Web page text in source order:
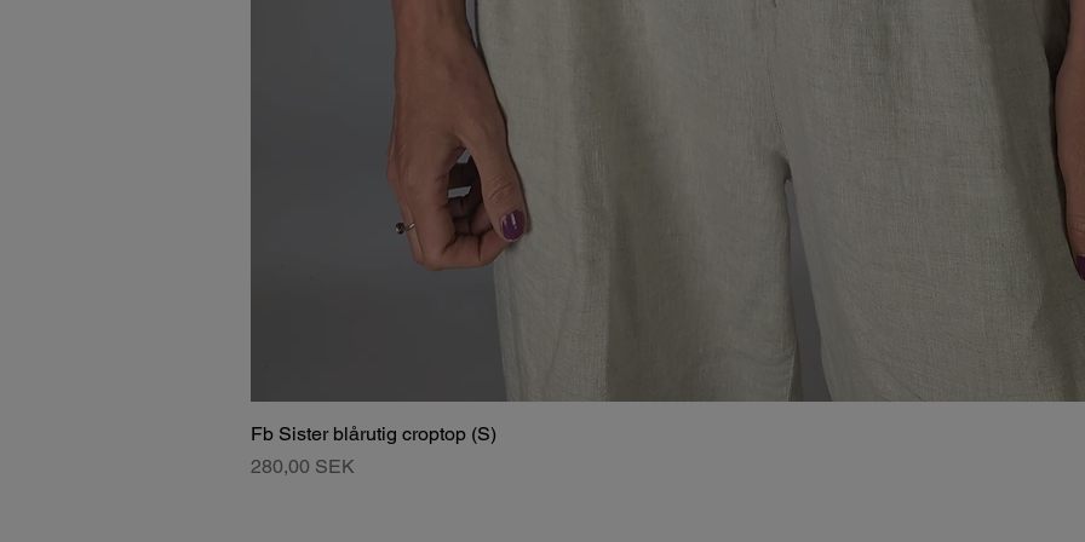
Fb Sister blårutig croptop (S)
Pris
280,00 SEK